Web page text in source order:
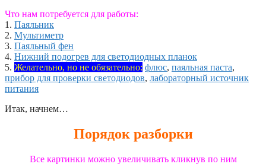
Что нам потребуется для работы:
1. Паяльник
2. Мультиметр
3. Паяльный фен
4. Нижний подогрев для светодиодных планок
5. Желательно, но не обязательно: флюс, паяльная паста,
прибор для проверки светодиодов, лабораторный источник
питания
Итак, начнем…
Порядок разборки
Все картинки можно увеличивать кликнув по ним